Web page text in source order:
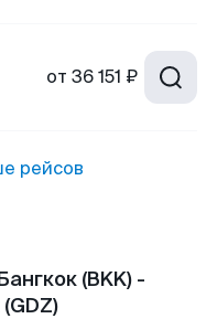
от 36 151 ₽
рейсов
(BKK) -